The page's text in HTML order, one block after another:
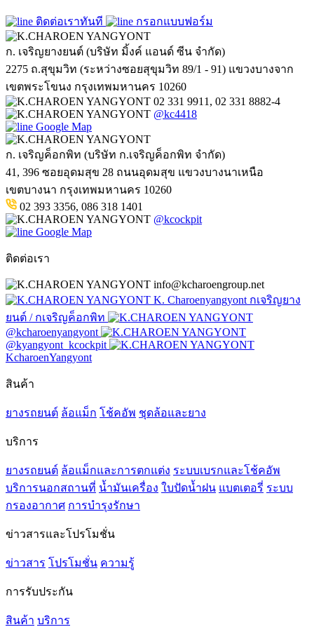
ติดต่อเราทันที กรอกแบบฟอร์ม
ก. เจริญยางยนต์ (บริษัท มิ้งค์ แอนด์ ซีน จำกัด)
2275 ถ.สุขุมวิท (ระหว่างซอยสุขุมวิท 89/1 - 91) แขวงบางจาก
เขตพระโขนง กรุงเทพมหานคร 10260
02 331 9911, 02 331 8882-4
@kc4418
Google Map
ก. เจริญค็อกพิท (บริษัท ก.เจริญค็อกพิท จำกัด)
41, 396 ซอยอุดมสุข 28 ถนนอุดมสุข แขวงบางนาเหนือ
เขตบางนา กรุงเทพมหานคร 10260
02 393 3356, 086 318 1401
@kcockpit
Google Map
ติดต่อเรา
info@kcharoengroup.net
K. Charoenyangyont กเจริญยาง
ยนต์ / กเจริญค็อกพิท
@kcharoenyangyont
@kyangyont_kcockpit
KcharoenYangyont
สินค้า
ยางรถยนต์ ล้อแม็ก โช้คอัพ ชุดล้อและยาง
บริการ
ยางรถยนต์ ล้อแม็กและการตกแต่ง ระบบเบรกและโช้คอัพ
บริการนอกสถานที่ น้ำมันเครื่อง ใบปัดน้ำฝน แบตเตอรี่ ระบบ
กรองอากาศ การบำรุงรักษา
ข่าวสารและโปรโมชั่น
ข่าวสาร โปรโมชั่น ความรู้
การรับประกัน
สินค้า บริการ